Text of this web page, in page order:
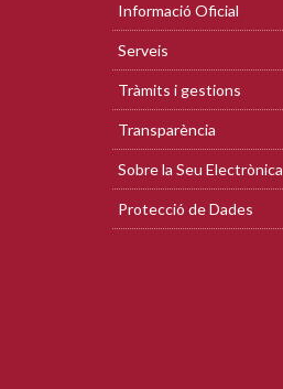
Informació Oficial
Serveis
Tràmits i gestions
Transparència
Sobre la Seu Electrònica
Protecció de Dades